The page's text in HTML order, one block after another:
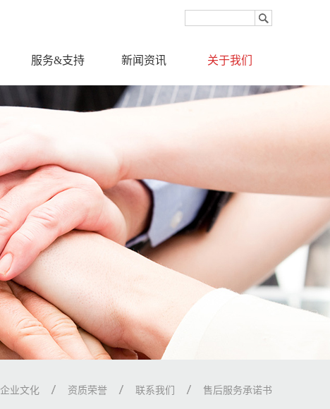
服务&支持 新闻资讯 关于我们
企业文化 资质荣誉 联系我们 售后服务承诺书